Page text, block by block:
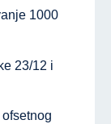
1000
23/12 i